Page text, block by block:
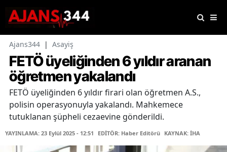
Ajans344 | Asayiş
FETÖ üyeliğinden 6 yıldır aranan
öğretmen yakalandı
FETÖ üyeliğinden 6 yıldır firari olan öğretmen A.S.,
polisin operasyonuyla yakalandı. Mahkemece
tutuklanan şüpheli cezaevine gönderildi.
YAYINLAMA: 23 Eylül 2025 - 12:51 EDİTÖR: Haber Editörü KAYNAK: İHA